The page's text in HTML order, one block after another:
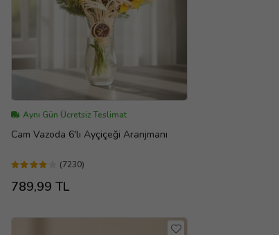
Aynı Gün Ücretsiz Teslimat
Cam Vazoda 6'lı Ayçiçeği Aranjmanı
(7230)
789,99 TL